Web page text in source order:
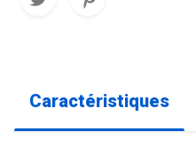
Caractéristiques